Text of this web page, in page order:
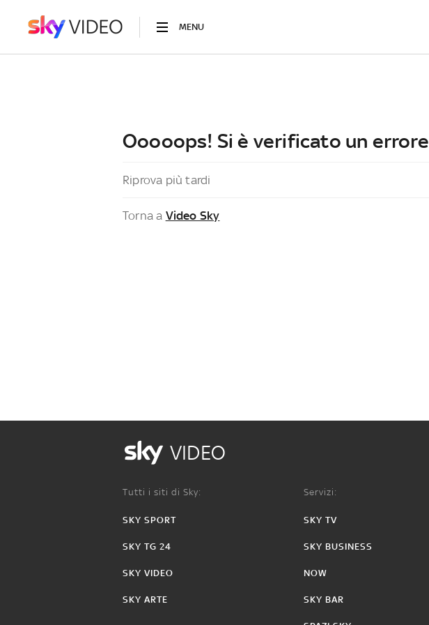
MENU
Ooooops! Si è verificato un errore
Riprova più tardi
Torna a Video Sky
VIDEO
Tutti i siti di Sky:
SKY SPORT
SKY TG 24
SKY VIDEO
SKY ARTE
Servizi:
SKY TV
SKY BUSINESS
NOW
SKY BAR